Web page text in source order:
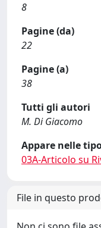
8
Pagine (da)
22
Pagine (a)
38
Tutti gli autori
M. Di Giacomo
Appare nelle
03A-Articolo su
File in questo